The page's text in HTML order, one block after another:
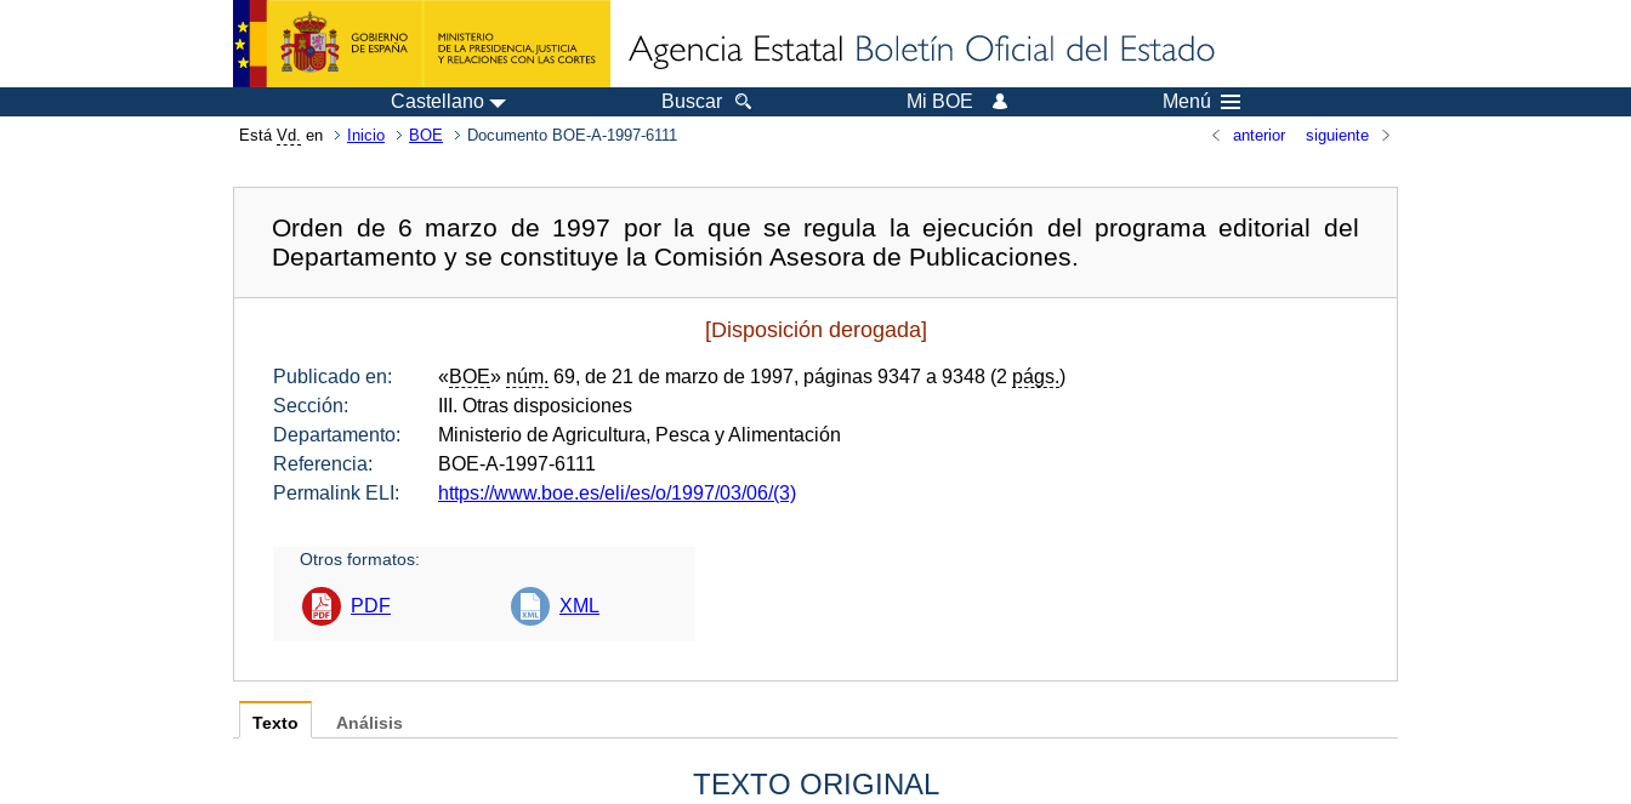
Castellano Buscar Mi BOE Menú
Está Vd. en Inicio BOE Documento BOE-A-1997-6111 anterior siguiente
Orden de 6 marzo de 1997 por la que se regula la ejecución del programa editorial del
Departamento y se constituye la Comisión Asesora de Publicaciones.
[Disposición derogada]
Publicado en: «BOE» núm. 69, de 21 de marzo de 1997, páginas 9347 a 9348 (2 págs.)
Sección:
III. Otras disposiciones
Departamento:
Ministerio de Agricultura, Pesca y Alimentación
Referencia:
BOE-A-1997-6111
Permalink ELI:
https://www.boe.es/eli/es/o/1997/03/06/(3)
Otros formatos:
PDF XML
Texto
TEXTO ORIGINAL
Análisis